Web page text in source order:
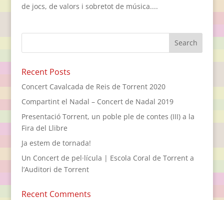
de jocs, de valors i sobretot de música....
Recent Posts
Concert Cavalcada de Reis de Torrent 2020
Compartint el Nadal – Concert de Nadal 2019
Presentació Torrent, un poble ple de contes (III) a la
Fira del Llibre
Ja estem de tornada!
Un Concert de pel·lícula | Escola Coral de Torrent a
l’Auditori de Torrent
Recent Comments